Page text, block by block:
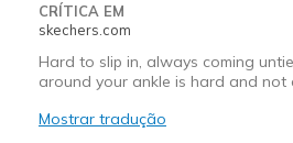
CRÍTICA EM
skechers.com
Hard to slip in, always coming
around your ankle is hard and not
Mostrar tradução